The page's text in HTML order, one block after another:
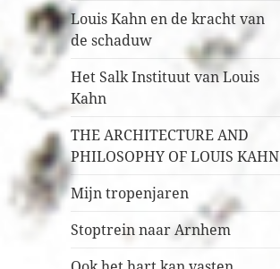
Louis Kahn en de kracht van
de schaduw
Het Salk Instituut van Louis
Kahn
THE ARCHITECTURE AND
PHILOSOPHY OF LOUIS KAHN
Mijn tropenjaren
Stoptrein naar Arnhem